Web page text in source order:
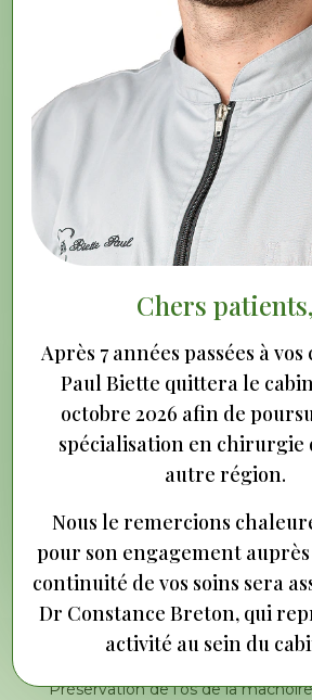
dent manquante de manière
et confortable. Il s’agit
biocompatible insérée dans l’os
qui agit comme une racine
couronne ou un bridge vient
l’apparence et la fonction de la
Les avantages clés
Fonction et esthétique
Préservation de l’os de la mâchoire
Chers patients,
Après 7 années passées à
Paul Biette quittera le
octobre 2026 afin de
spécialisation en chirurgie
autre région.
Nous le remercions
pour son engagement auprès
continuité de vos soins sera
Dr Constance Breton, qui
activité au sein du